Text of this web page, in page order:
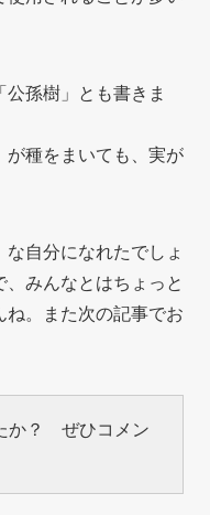
公孫樹」とも書きま
が種をまいても、実が
自分になれたでしょ
みんなとはちょっと
。また次の記事でお
か？ ぜひコメン